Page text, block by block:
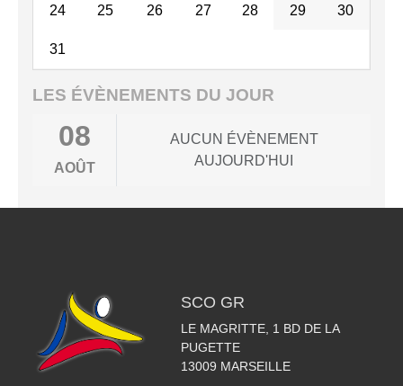
24 25 26 27 28 29 30
31
LES ÉVÈNEMENTS DU JOUR
08
AOÛT
AUCUN ÉVÈNEMENT
AUJOURD'HUI
SCO GR
LE MAGRITTE, 1 BD DE LA
PUGETTE
13009 MARSEILLE